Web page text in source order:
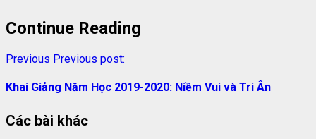
Continue Reading
Previous Previous post:
Khai Giảng Năm Học 2019-2020: Niềm Vui và Tri Ân
Các bài khác